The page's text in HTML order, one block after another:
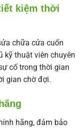
kiệm thời
chữa cửa cuốn
kỹ thuật viên chuyên
cố trong thời gian
gian chờ đợi.
hãng, đảm bảo